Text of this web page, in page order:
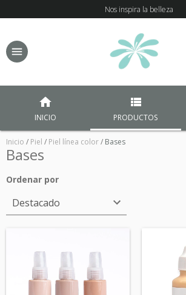
Nos inspira la belleza
INICIO PRODUCTOS
Inicio / Piel / Piel línea color/ Bases
Bases
Ordenar por